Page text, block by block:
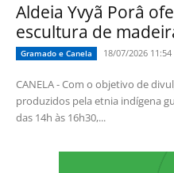
Aldeia Yvyã Porâ
escultura de
Gramado e Canela 18/07/2026 11:54
CANELA - Com o objetivo de
produzidos pela etnia indígena
das 14h às 16h30,...